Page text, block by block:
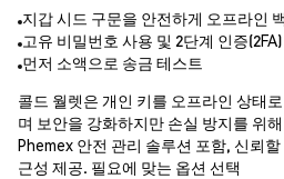
지갑 시드 구문을 안전하게 오프라인
고유 비밀번호 사용 및 2단계 인증
먼저 소액으로 송금 테스트
콜드 월렛은 개인 키를 오프라인 상태
며 보안을 강화하지만 손실 방지를 위
Phemex 안전 관리 솔루션 포함, 신뢰
근성 제공. 필요에 맞는 옵션 선택